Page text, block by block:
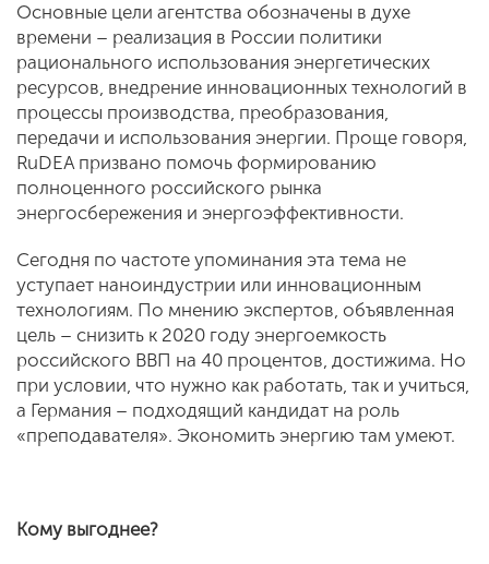
Основные цели агентства обозначены в духе
времени – реализация в России политики
рационального использования энергетических
ресурсов, внедрение инновационных технологий в
процессы производства, преобразования,
передачи и использования энергии. Проще говоря,
RuDEA призвано помочь формированию
полноценного российского рынка
энергосбережения и энергоэффективности.
Сегодня по частоте упоминания эта тема не
уступает наноиндустрии или инновационным
технологиям. По мнению экспертов, объявленная
цель – снизить к 2020 году энергоемкость
российского ВВП на 40 процентов, достижима. Но
при условии, что нужно как работать, так и учиться,
а Германия – подходящий кандидат на роль
«преподавателя». Экономить энергию там умеют.
Кому выгоднее?